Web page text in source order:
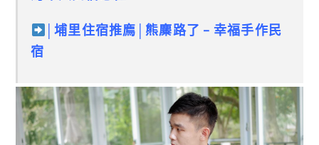
│埔里住宿推廌│熊麋路了 – 幸福手作民
宿